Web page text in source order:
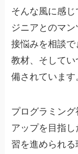
そんな風に感
ジニアとのマ
接悩みを相談
教材、そして
備されています
プログラミン
アップを目指
習を進められる